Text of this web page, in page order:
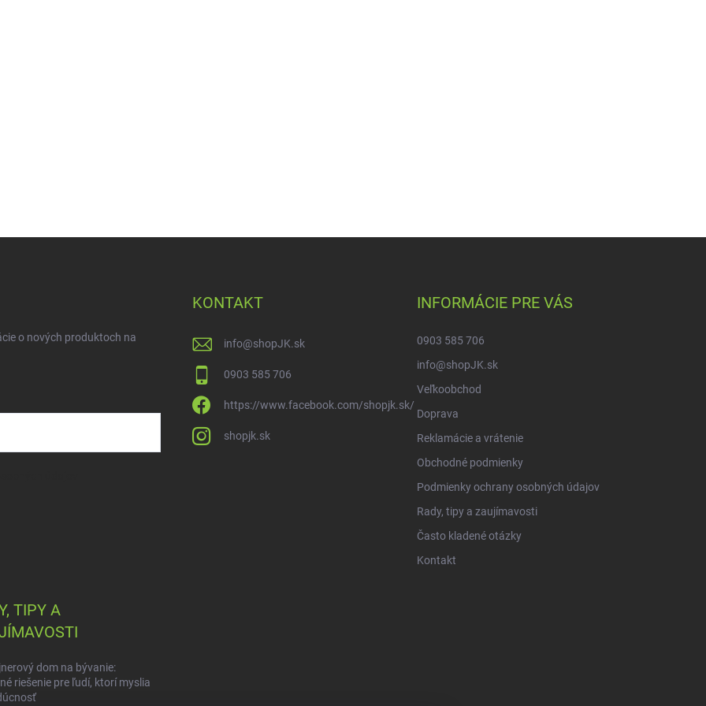
o nových produktoch na
KONTAKT
info@shopJK.sk
0903 585 706
https://www.facebook.com/shopjk.sk/
shopjk.sk
INFORMÁCIE PRE VÁS
0903 585 706
info@shopJK.sk
Veľkoobchod
Doprava
Reklamácie a vrátenie
Obchodné podmienky
Podmienky ochrany osobných údajov
Rady, tipy a zaujímavosti
Často kladené otázky
Kontakt
TIPY A
dom na bývanie:
riešenie pre ľudí, ktorí myslia